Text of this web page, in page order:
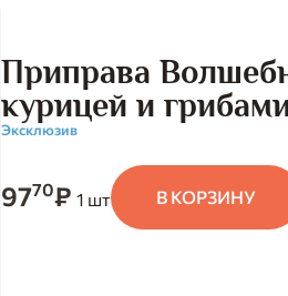
Приправа
курицей и
Эксклюзив
9770₽ 1 шт В КОРЗИНУ